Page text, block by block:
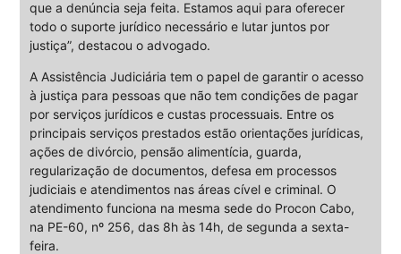
que a denúncia seja feita. Estamos aqui para oferecer
todo o suporte jurídico necessário e lutar juntos por
justiça”, destacou o advogado.
A Assistência Judiciária tem o papel de garantir o acesso
à justiça para pessoas que não tem condições de pagar
por serviços jurídicos e custas processuais. Entre os
principais serviços prestados estão orientações jurídicas,
ações de divórcio, pensão alimentícia, guarda,
regularização de documentos, defesa em processos
judiciais e atendimentos nas áreas cível e criminal. O
atendimento funciona na mesma sede do Procon Cabo,
na PE-60, nº 256, das 8h às 14h, de segunda a sexta-
feira.